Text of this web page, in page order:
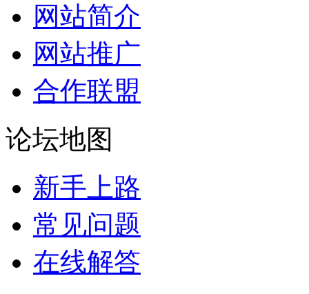
网站简介
网站推广
合作联盟
论坛地图
新手上路
常见问题
在线解答